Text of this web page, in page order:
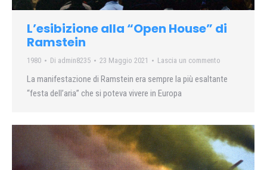
L’esibizione alla “Open House” di
Ramstein
1980 Di admin8235 23 Maggio 2021 Lascia un commento
La manifestazione di Ramstein era sempre la più esaltante
“festa dell’aria” che si poteva vivere in Europa